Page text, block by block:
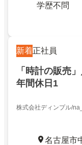
学歴不問
新着正社員
「時計の販売
年間休日1
株式会社ディンプル/
名古屋市